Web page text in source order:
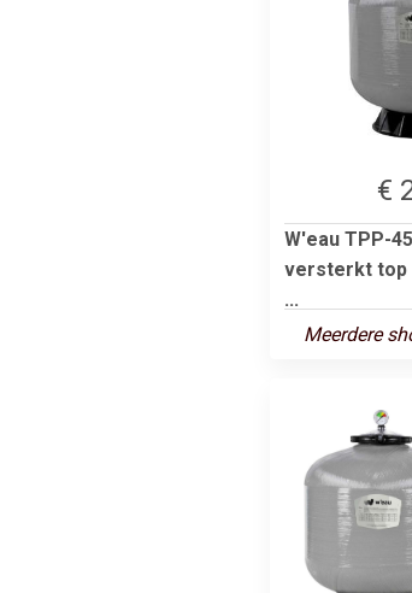
€
W'eau TPP-
versterkt top
...
Meerdere